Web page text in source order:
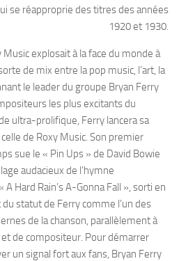
se réapproprie des titres des années
1920 et 1930.
explosait à la face du monde à
de mix entre la pop music, l’art, la
le leader du groupe Bryan Ferry
les plus excitants du
ultra-prolifique, Ferry lancera sa
de Roxy Music. Son premier
sue le « Pin Ups » de David Bowie
audacieux de l’hymne
Hard Rain’s A-Gonna Fall », sorti en
statut de Ferry comme l’un des
de la chanson, parallèlement à
de compositeur. Pour démarrer
un signal fort aux fans, Bryan Ferry